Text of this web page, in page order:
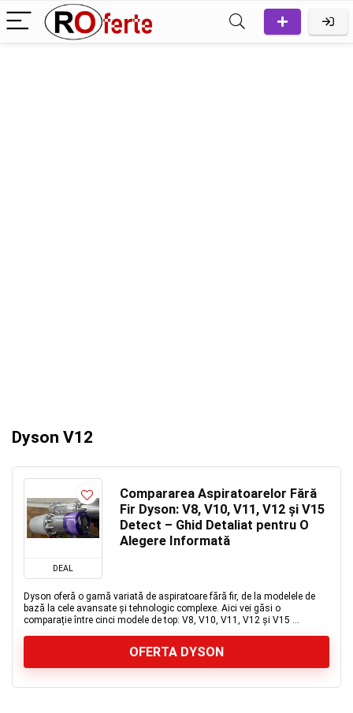
Dyson V12
DEAL
Compararea Aspiratoarelor Fără
Fir Dyson: V8, V10, V11, V12 și V15
Detect – Ghid Detaliat pentru O
Alegere Informată
Dyson oferă o gamă variată de aspiratoare fără fir, de la modelele de
bază la cele avansate și tehnologic complexe. Aici vei găsi o
comparație între cinci modele de top: V8, V10, V11, V12 și V15 ...
OFERTA DYSON